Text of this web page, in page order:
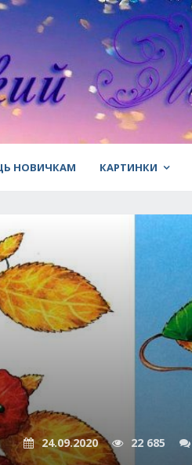
НОВИЧКАМ КАРТИНКИ
24.09.2020 22 685